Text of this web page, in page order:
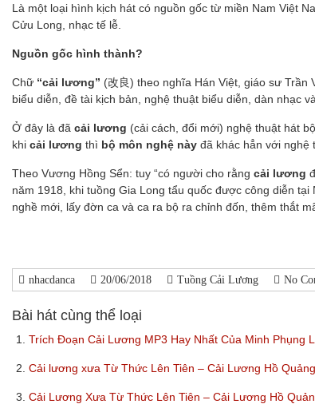
Là một loại hình kịch hát có nguồn gốc từ miền Nam Việt
Cửu Long, nhạc tế lễ.
Nguồn gốc hình thành?
Chữ “cải lương” (改良) theo nghĩa Hán Việt, giáo sư Trần
biểu diễn, đề tài kịch bản, nghệ thuật biểu diễn, dàn nhạc
Ở đây là đã cải lương (cải cách, đổi mới) nghệ thuật hát
khi cải lương thì bộ môn nghệ này đã khác hẳn với nghệ
Theo Vương Hồng Sển: tuy “có người cho rằng cải lương
năm 1918, khi tuồng Gia Long tẩu quốc được công diễn
nghề mới, lấy đờn ca và ca ra bộ ra chỉnh đốn, thêm thắt
nhacdanca 20/06/2018 Tuồng Cải Lương No
Bài hát cùng thể loại
1. Trích Đoạn Cải Lương MP3 Hay Nhất Của Minh Phụng
2. Cải lương xưa Từ Thức Lên Tiên – Cải Lương Hồ
3. Cải Lương Xưa Từ Thức Lên Tiên – Cải Lương Hồ